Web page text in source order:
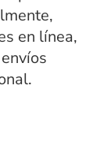
en línea,